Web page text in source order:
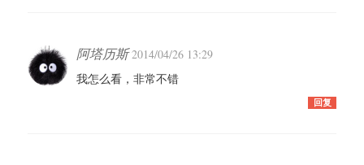
阿塔历斯2014/04/26 13:29
我怎么看，非常不错
回复